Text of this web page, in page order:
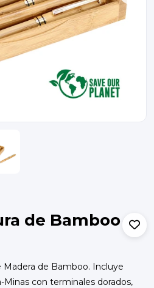
de Bamboo
Madera de Bamboo. Incluye
con terminales dorados,